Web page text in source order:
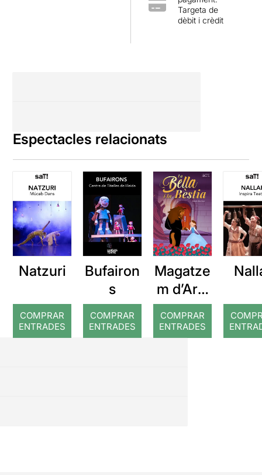
Targeta de
dèbit i crèdit
Espectacles relacionats
Natzuri
COMPRAR
ENTRADES
Bufairon
s
COMPRAR
ENTRADES
Magatze
m d’Ars:
La Bella i
la Bèstia
COMPRAR
ENTRADES